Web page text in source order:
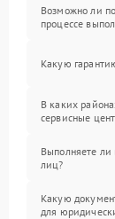
Возможно ли
процессе
Какую
В каких
сервисные
Выполняете
лиц?
Какую
для